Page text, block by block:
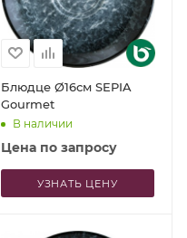
Блюдце Ø16см SEPIA
Gourmet
В наличии
Цена по запросу
УЗНАТЬ ЦЕНУ